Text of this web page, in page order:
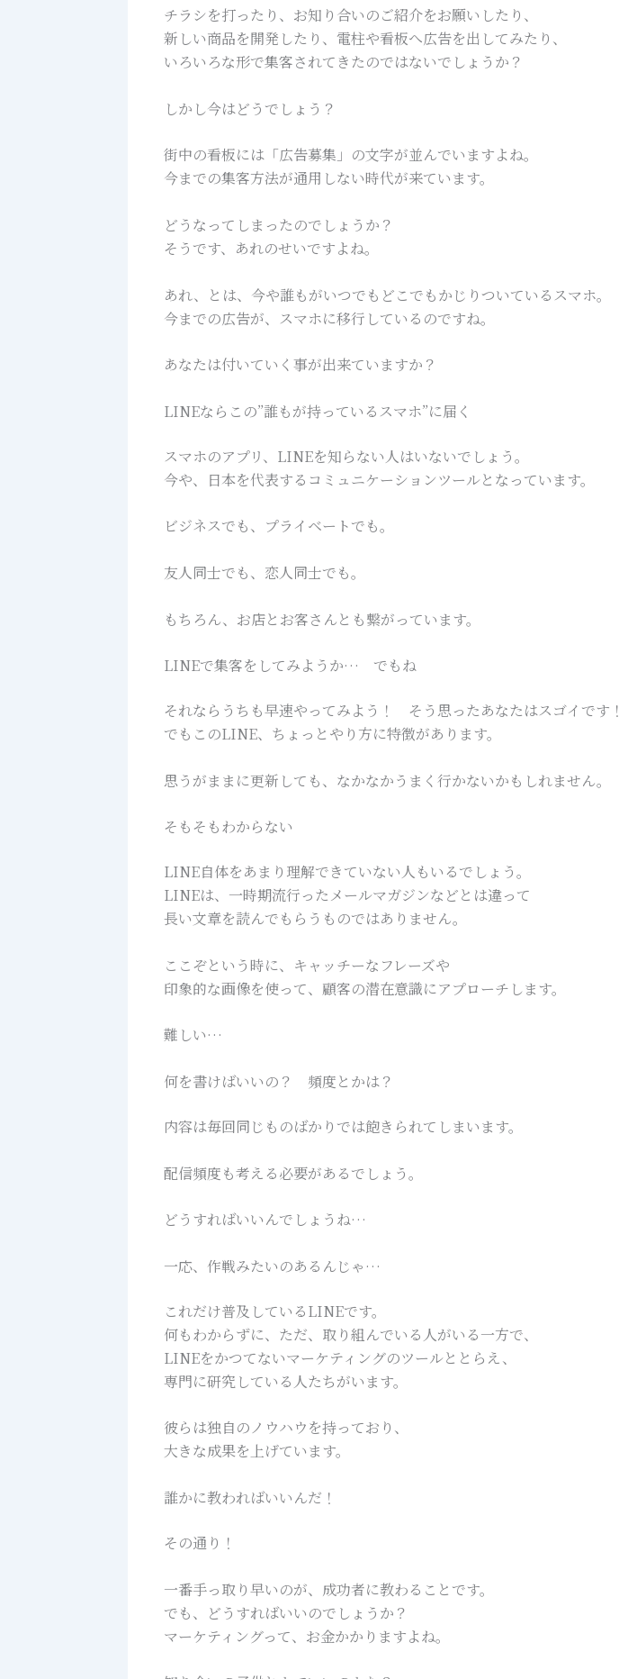
チラシを打ったり、お知り合いのご紹介をお願いしたり、
新しい商品を開発したり、電柱や看板へ広告を出してみたり、
いろいろな形で集客されてきたのではないでしょうか？
しかし今はどうでしょう？
街中の看板には「広告募集」の文字が並んでいますよね。
今までの集客方法が通用しない時代が来ています。
どうなってしまったのでしょうか？
そうです、あれのせいですよね。
あれ、とは、今や誰もがいつでもどこでもかじりついているスマホ。
今までの広告が、スマホに移行しているのですね。
あなたは付いていく事が出来ていますか？
LINEならこの”誰もが持っているスマホ”に届く
スマホのアプリ、LINEを知らない人はいないでしょう。
今や、日本を代表するコミュニケーションツールとなっています。
ビジネスでも、プライベートでも。
友人同士でも、恋人同士でも。
もちろん、お店とお客さんとも繋がっています。
LINEで集客をしてみようか… でもね
それならうちも早速やってみよう！ そう思ったあなたはスゴイです！
でもこのLINE、ちょっとやり方に特徴があります。
思うがままに更新しても、なかなかうまく行かないかもしれません。
そもそもわからない
LINE自体をあまり理解できていない人もいるでしょう。
LINEは、一時期流行ったメールマガジンなどとは違って
長い文章を読んでもらうものではありません。
ここぞという時に、キャッチーなフレーズや
印象的な画像を使って、顧客の潜在意識にアプローチします。
難しい…
何を書けばいいの？ 頻度とかは？
内容は毎回同じものばかりでは飽きられてしまいます。
配信頻度も考える必要があるでしょう。
どうすればいいんでしょうね…
一応、作戦みたいのあるんじゃ…
これだけ普及しているLINEです。
何もわからずに、ただ、取り組んでいる人がいる一方で、
LINEをかつてないマーケティングのツールととらえ、
専門に研究している人たちがいます。
彼らは独自のノウハウを持っており、
大きな成果を上げています。
誰かに教わればいいんだ！
その通り！
一番手っ取り早いのが、成功者に教わることです。
でも、どうすればいいのでしょうか？
マーケティングって、お金かかりますよね。